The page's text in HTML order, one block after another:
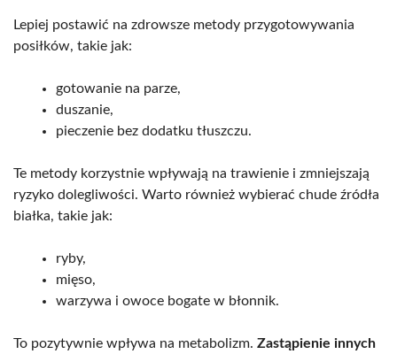
Lepiej postawić na zdrowsze metody przygotowywania
posiłków, takie jak:
gotowanie na parze,
duszanie,
pieczenie bez dodatku tłuszczu.
Te metody korzystnie wpływają na trawienie i zmniejszają
ryzyko dolegliwości. Warto również wybierać chude źródła
białka, takie jak:
ryby,
mięso,
warzywa i owoce bogate w błonnik.
To pozytywnie wpływa na metabolizm. Zastąpienie innych